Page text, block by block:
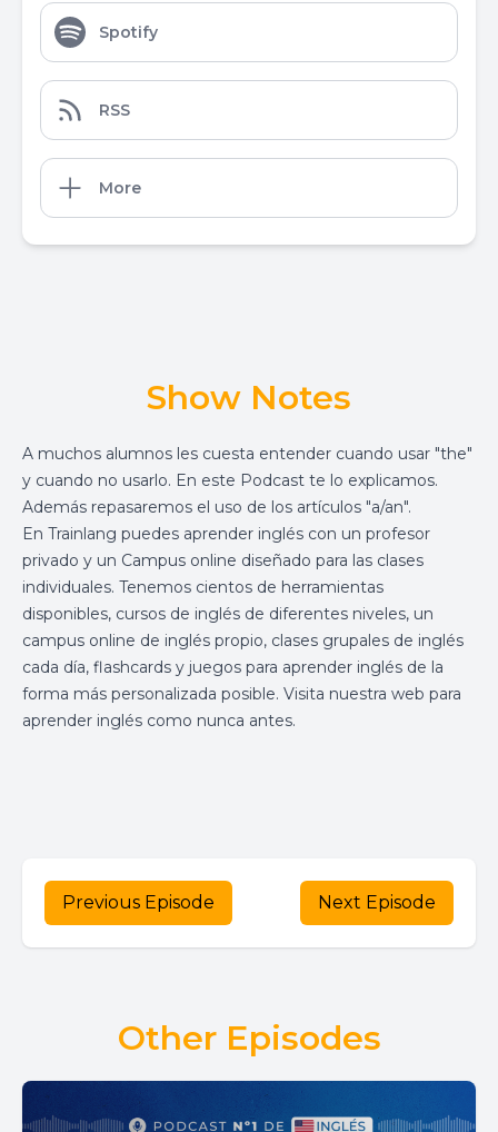
Spotify
RSS
More
Show Notes
A muchos alumnos les cuesta entender cuando usar "the"
y cuando no usarlo. En este Podcast te lo explicamos.
Además repasaremos el uso de los artículos "a/an".
En Trainlang puedes aprender inglés con un profesor
privado y un Campus online diseñado para las clases
individuales. Tenemos cientos de herramientas
disponibles, cursos de inglés de diferentes niveles, un
campus online de inglés propio, clases grupales de inglés
cada día, flashcards y juegos para aprender inglés de la
forma más personalizada posible. Visita nuestra web para
aprender inglés como nunca antes.
Previous Episode Next Episode
Other Episodes